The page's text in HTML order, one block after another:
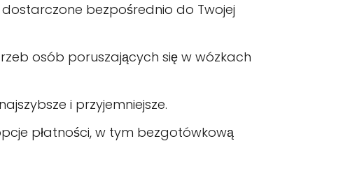
dostarczone bezpośrednio do Twojej
osób poruszających się w wózkach
i przyjemniejsze.
płatności, w tym bezgotówkową